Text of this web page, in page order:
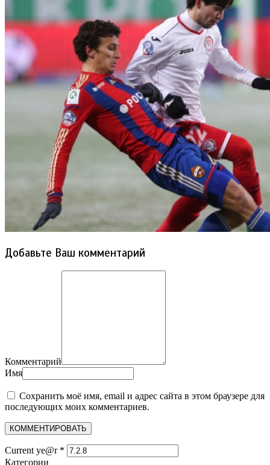
Добавьте Ваш комментарий
Комментарий
Имя
Сохранить моё имя, email и адрес сайта в этом браузере для
последующих моих комментариев.
Current ye@r *
Категории